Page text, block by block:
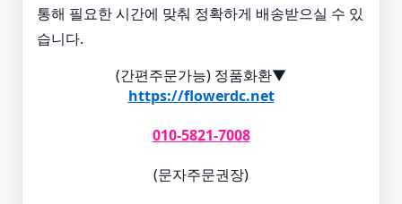
통해 필요한 시간에 맞춰 정확하게 배송받으실 수 있
습니다.
(간편주문가능) 정품화환▼
https://flowerdc.net
010-5821-7008
(문자주문권장)